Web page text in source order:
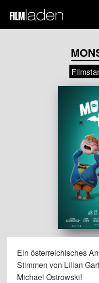
Ein österreichisches
Stimmen von Lilian
Michael Ostrowski!